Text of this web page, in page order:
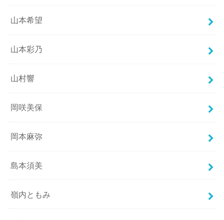
山本希望
山本彩乃
山村響
岡咲美保
岡本麻弥
島本須美
嶺内ともみ